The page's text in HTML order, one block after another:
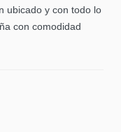
ubicado y con todo lo
con comodidad